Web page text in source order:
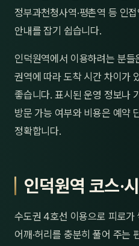
정부과천청사역·평촌역 등 인
안내를 잡기 쉽습니다.
인덕원역에서 이용하려는 분들
권역에 따라 도착 시간 차이가
좋습니다. 표시된 운영 정보나
방문 가능 여부와 비용은 예약
정확합니다.
인덕원역 코스·
수도권 4호선 이용으로 피로
어깨·허리를 충분히 풀어 주는